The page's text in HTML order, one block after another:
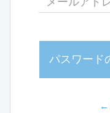
パスワード
←